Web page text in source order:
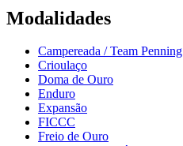
Modalidades
Campereada / Team Penning
Crioulaço
Doma de Ouro
Enduro
Expansão
FICCC
Freio de Ouro